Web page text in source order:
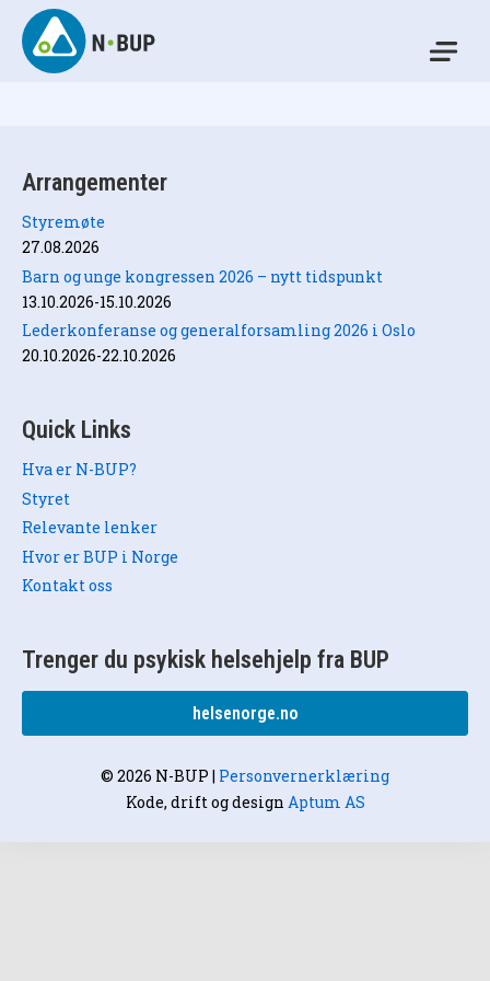
Skip
content
Arrangementer
Styremøte
27.08.2026
Barn og unge kongressen 2026 – nytt tidspunkt
13.10.2026-15.10.2026
Lederkonferanse og generalforsamling 2026 i Oslo
20.10.2026-22.10.2026
Quick Links
Hva er N-BUP?
Styret
Relevante lenker
Hvor er BUP i Norge
Kontakt oss
Trenger du psykisk helsehjelp fra BUP
helsenorge.no
© 2026 N-BUP | Personvernerklæring
Kode, drift og design Aptum AS